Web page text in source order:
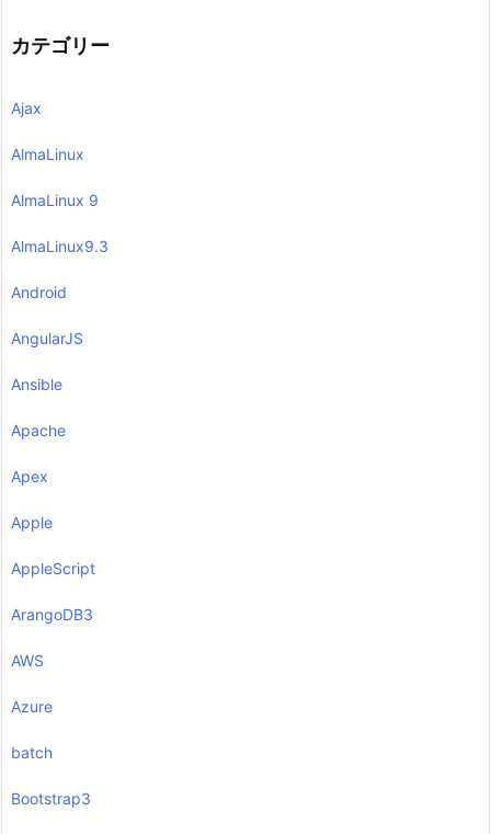
カテゴリー
Ajax
AlmaLinux
AlmaLinux 9
AlmaLinux9.3
Android
AngularJS
Ansible
Apache
Apex
Apple
AppleScript
ArangoDB3
AWS
Azure
batch
Bootstrap3